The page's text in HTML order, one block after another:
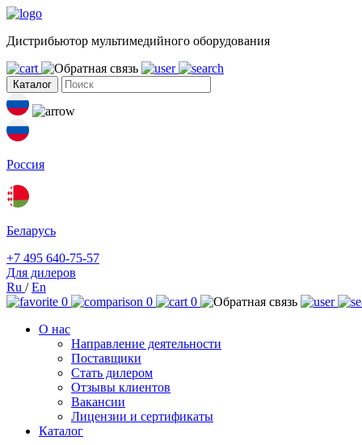
Дистрибьютор мультимедийного оборудования
Каталог
Россия
Беларусь
+7 495 640-75-57
Для дилеров
Ru /En
0
0
0
О нас
Направление деятельности
Поставщики
Стать дилером
Отзывы клиентов
Вакансии
Лицензии и сертификаты
Каталог